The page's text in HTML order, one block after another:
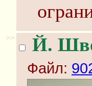
>> Й.
Файл: